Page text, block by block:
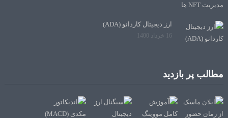
ارز دیجیتال کاردانو (ADA)
16 خرداد 1400
مطالب پر بازدید